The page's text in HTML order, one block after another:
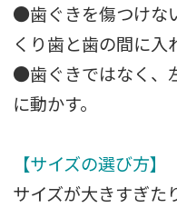
●歯ぐきを傷つけな
くり歯と歯の間に入
●歯ぐきではなく、
に動かす。
【サイズの選び方】
サイズが大きすぎた